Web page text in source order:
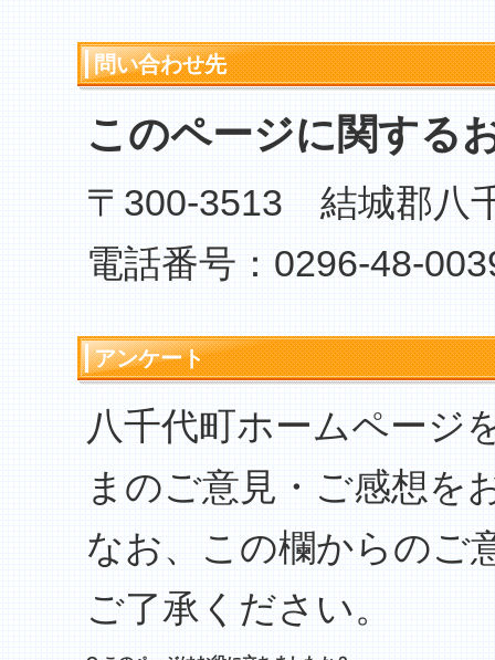
問い合わせ先
このページに関する
〒300-3513 結城郡八
電話番号：0296-48-
アンケート
八千代町ホームページ
まのご意見・ご感想を
なお、この欄からのご
ご了承ください。